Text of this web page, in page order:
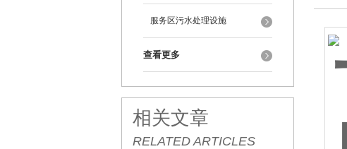
服务区污水处理设施
查看更多
相关文章
RELATED ARTICLES